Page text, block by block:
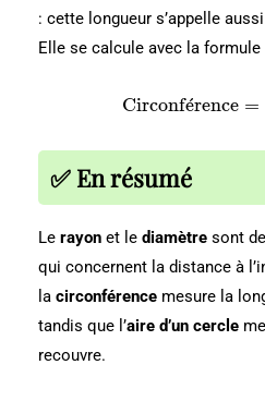
ti
m
\
{
R
a
y
o
n
}
: cette longueur s’appelle
Elle se calcule avec la formule
\
x
t
{
ir
c
n
fé
Circonfe
ˊrence =
✅ En résumé
Le rayon et le diamètre sont
qui concernent la distance à
la circonférence mesure la
tandis que l’aire d’un cercle
recouvre.